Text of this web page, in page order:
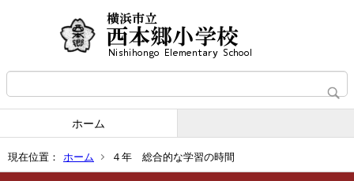
ホーム
現在位置： ホーム ４年 総合的な学習の時間